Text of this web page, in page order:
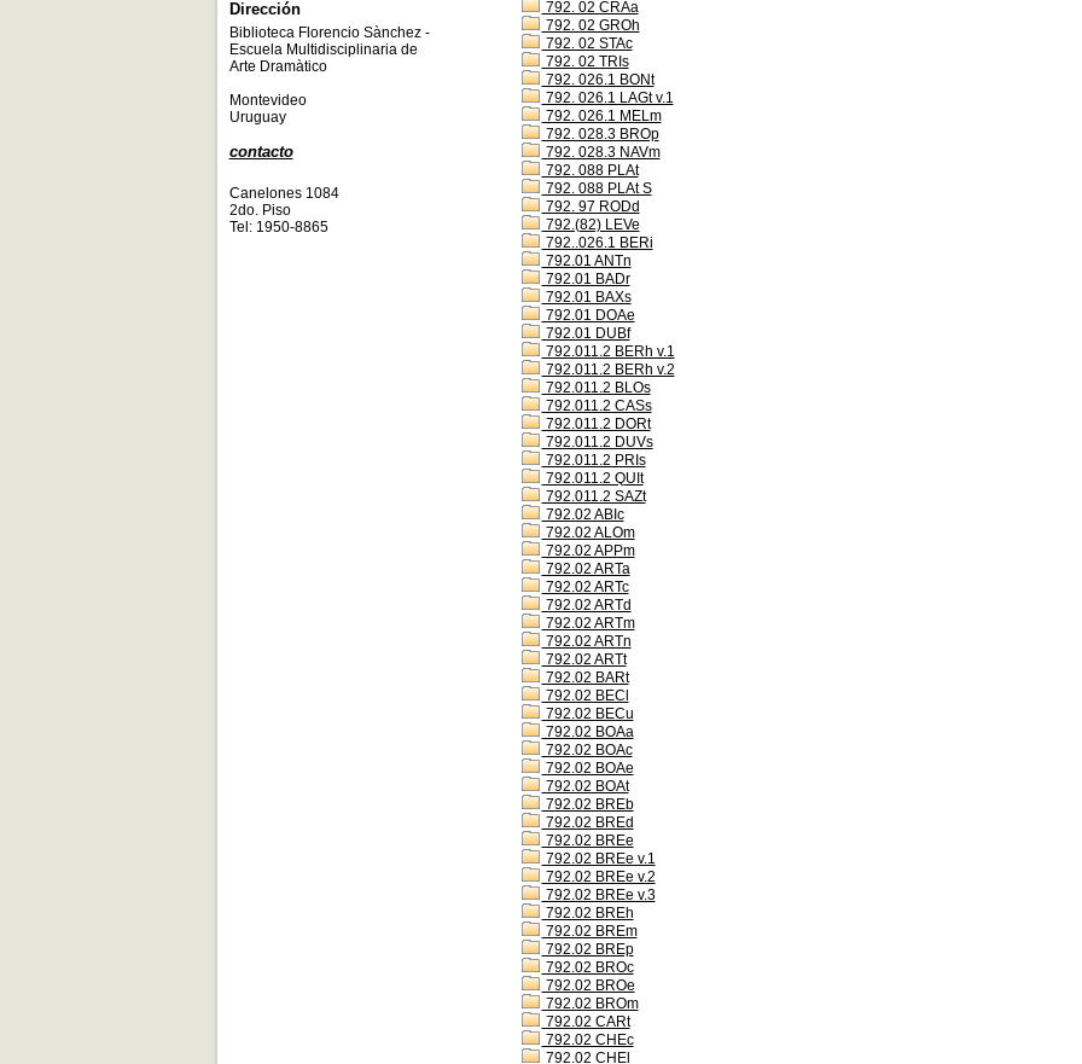
792. 02 CRAa
792. 02 GROh
792. 02 STAc
792. 02 TRIs
792. 026.1 BONt
792. 026.1 LAGt v.1
792. 026.1 MELm
792. 028.3 BROp
792. 028.3 NAVm
792. 088 PLAt
792. 088 PLAt S
792. 97 RODd
792.(82) LEVe
792..026.1 BERi
792.01 ANTn
792.01 BADr
792.01 BAXs
792.01 DOAe
792.01 DUBf
792.011.2 BERh v.1
792.011.2 BERh v.2
792.011.2 BLOs
792.011.2 CASs
792.011.2 DORt
792.011.2 DUVs
792.011.2 PRIs
792.011.2 QUIt
792.011.2 SAZt
792.02 ABIc
792.02 ALOm
792.02 APPm
792.02 ARTa
792.02 ARTc
792.02 ARTd
792.02 ARTm
792.02 ARTn
792.02 ARTt
792.02 BARt
792.02 BECl
792.02 BECu
792.02 BOAa
792.02 BOAc
792.02 BOAe
792.02 BOAt
792.02 BREb
792.02 BREd
792.02 BREe
792.02 BREe v.1
792.02 BREe v.2
792.02 BREe v.3
792.02 BREh
792.02 BREm
792.02 BREp
792.02 BROc
792.02 BROe
792.02 BROm
792.02 CARt
792.02 CHEc
792.02 CHEl
Dirección
Biblioteca Florencio Sànchez -
Escuela Multidisciplinaria de
Arte Dramàtico
Montevideo
Uruguay
contacto
Canelones 1084
2do. Piso
Tel: 1950-8865